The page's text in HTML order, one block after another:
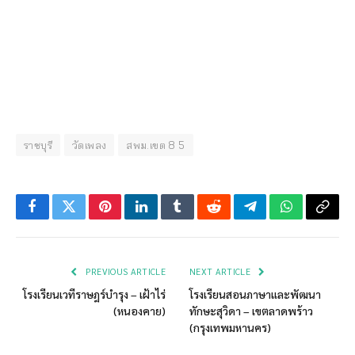
ราชบุรี วัดเพลง สพม.เขต 8 5
FacebookTwitterPinterestLinkedInTumblrRedditTelegramWhatsApp
Copy
PREVIOUS ARTICLE
โรงเรียนเวทีราษฎร์บำรุง – เฝ้าไร่
(หนองคาย)
NEXT ARTICLE
โรงเรียนสอนภาษาและพัฒนา
ทักษะสุวิดา – เขตลาดพร้าว
(กรุงเทพมหานคร)